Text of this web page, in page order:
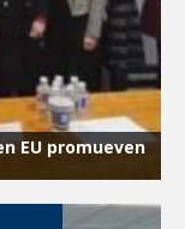
EU promueven